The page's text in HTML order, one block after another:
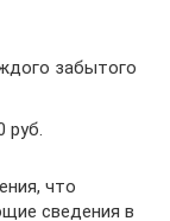
забытого
руб.
что
сведения в